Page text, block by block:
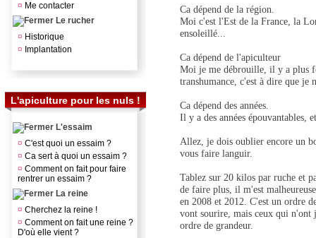
¤ Me contacter
Le rucher
¤ Historique
¤ Implantation
L'apiculture pour les nuls !
L'essaim
¤ C'est quoi un essaim ?
¤ Ca sert à quoi un essaim ?
¤ Comment on fait pour faire
rentrer un essaim ?
La reine
¤ Cherchez la reine !
¤ Comment on fait une reine ?
D'où elle vient ?
Ca dépend de la région.
Moi c'est l'Est de la France, la
ensoleillé...
Ca dépend de l'apiculteur
Moi je me débrouille, il y a plus
transhumance, c'est à dire que je
Ca dépend des années.
Il y a des années épouvantables,
Allez, je dois oublier encore un
vous faire languir.
Tablez sur 20 kilos par ruche et
de faire plus, il m'est
en 2008 et 2012. C'est un ordre
vont sourire, mais ceux qui n'ont
ordre de grandeur.